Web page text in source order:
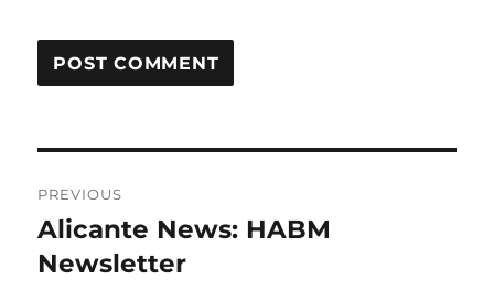
navigation
PREVIOUS
Previous
post:
Alicante News: HABM
Newsletter